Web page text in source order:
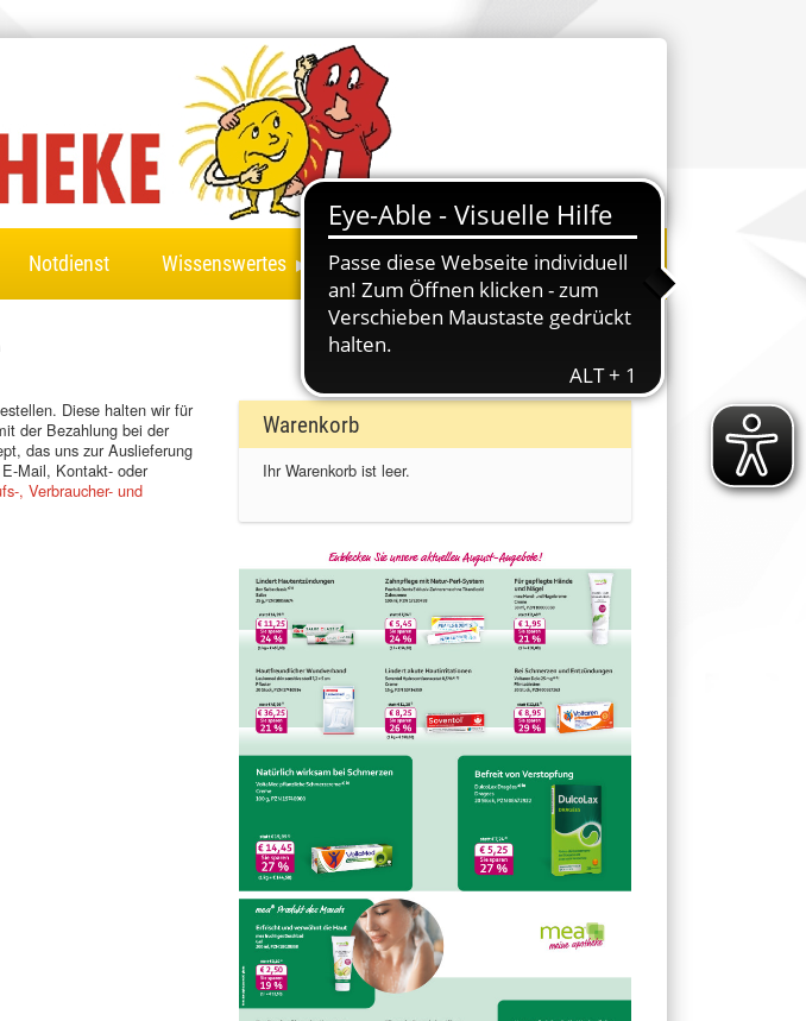
Notdienst Wissenswertes ▸
Diese halten wir für
der Bezahlung bei der
das uns zur Auslieferung
Mail, Kontakt- oder
, Verbraucher- und
Warenkorb
Ihr Warenkorb ist leer.